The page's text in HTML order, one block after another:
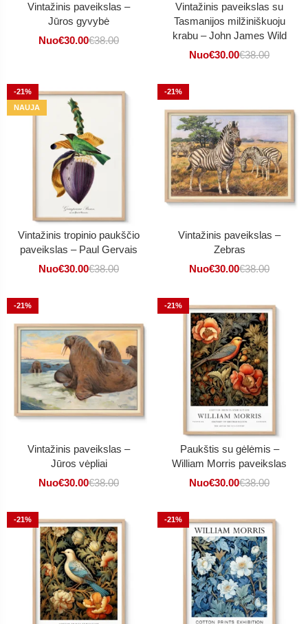
Vintažinis paveikslas –
Jūros gyvybė
Nuo€30.00€38.00
Vintažinis paveikslas su
Tasmanijos milžiniškuoju
krabu – John James Wild
Nuo€30.00€38.00
-21%
NAUJA
Vintažinis tropinio paukščio
paveikslas – Paul Gervais
Nuo€30.00€38.00
-21%
Vintažinis paveikslas –
Zebras
Nuo€30.00€38.00
-21%
Vintažinis paveikslas –
Jūros vėpliai
Nuo€30.00€38.00
-21%
Paukštis su gėlėmis –
William Morris paveikslas
Nuo€30.00€38.00
-21% -21%